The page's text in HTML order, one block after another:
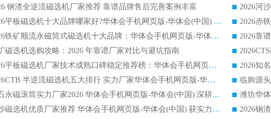
钢渣全逆流磁选机厂家推荐 靠谱品牌售后完善案例丰富
2026平板磁选机十大品牌哪家好?华体会手机网页版-华体会(中国) 作为靠谱厂家实力出众
2026铁矿顺流永磁筒式磁选机十大品牌：华体会手机网页版-华体会(中国) 作为实力厂家领跑行业
磁选机选购攻略：2026 年靠谱厂家对比与避坑指南
2026平板磁选机厂家技术成熟口碑稳定推荐榜：华体会手机网页版-华体会(中国) 厂家
2026CTB 半逆流磁选机五大排行 实力厂家华体会手机网页版-华体会(中国) 领跑行业
长石永磁滚筒实力厂家2026 华体会手机网页版-华体会(中国) 深耕磁电领域品质可靠
河沙磁选机优质厂家推荐 华体会手机网页版-华体会(中国) 获实力与口碑企业